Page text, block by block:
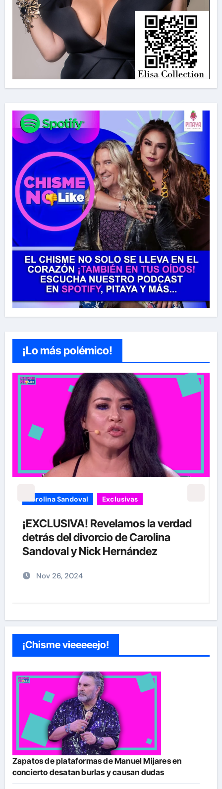
¡Lo más polémico!
Exclusivas Sean 'Diddy' Combs
Jay-Z reacciona a acusaciones de
supuesto abuso a menor de 13 años
junto a Diddy Combs en plena fiesta
Dic 9, 2024
¡Chisme vieeeeejo!
Zapatos de plataformas de Manuel Mijares en
concierto desatan burlas y causan dudas